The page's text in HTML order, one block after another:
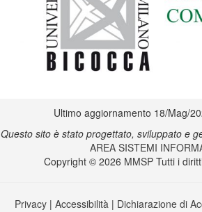
Ultimo aggiornamento 18/Mag/
Questo sito è stato progettato, sviluppato e
AREA SISTEMI
Copyright © 2026 MMSP Tutti i
Privacy | Accessibilità | Dichiarazione di